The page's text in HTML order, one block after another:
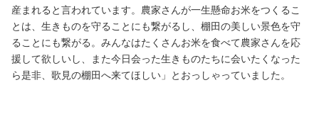
産まれると言われています。農家さんが一生懸命お米をつくるこ
とは、生きものを守ることにも繋がるし、棚田の美しい景色を守
ることにも繋がる。みんなはたくさんお米を食べて農家さんを応
援して欲しいし、また今日会った生きものたちに会いたくなった
ら是非、歌見の棚田へ来てほしい」とおっしゃっていました。